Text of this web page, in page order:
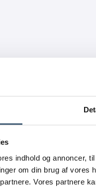
indhold og annoncer,
om din brug af vores
Vores partnere